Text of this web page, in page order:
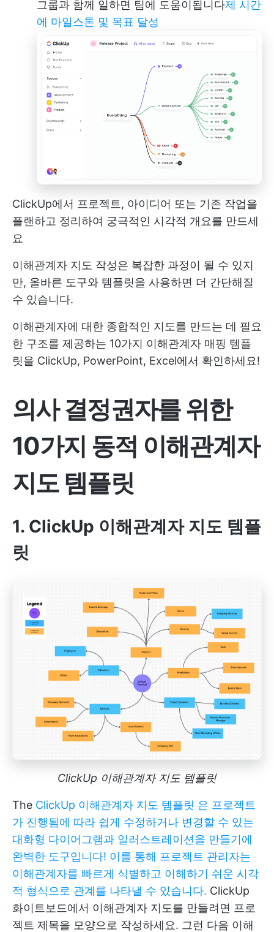
그룹과 함께 일하면 팀에 도움이됩니다제 시간
에 마일스톤 및 목표 달성
ClickUp에서 프로젝트, 아이디어 또는 기존 작업을
플랜하고 정리하여 궁극적인 시각적 개요를 만드세
요
이해관계자 지도 작성은 복잡한 과정이 될 수 있지
만, 올바른 도구와 템플릿을 사용하면 더 간단해질
수 있습니다.
이해관계자에 대한 종합적인 지도를 만드는 데 필요
한 구조를 제공하는 10가지 이해관계자 매핑 템플
릿을 ClickUp, PowerPoint, Excel에서 확인하세요!
의사 결정권자를 위한
10가지 동적 이해관계자
지도 템플릿
1. ClickUp 이해관계자 지도 템플
릿
ClickUp 이해관계자 지도 템플릿
The ClickUp 이해관계자 지도 템플릿 은 프로젝트
가 진행됨에 따라 쉽게 수정하거나 변경할 수 있는
대화형 다이어그램과 일러스트레이션을 만들기에
완벽한 도구입니다! 이를 통해 프로젝트 관리자는
이해관계자를 빠르게 식별하고 이해하기 쉬운 시각
적 형식으로 관계를 나타낼 수 있습니다. ClickUp
화이트보드에서 이해관계자 지도를 만들려면 프로
젝트 제목을 모양으로 작성하세요. 그런 다음 이해